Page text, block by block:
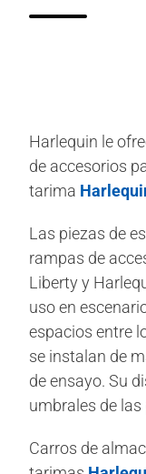
Harlequin le
de accesorios
tarima
Las piezas de
rampas de
Liberty y
uso en
espacios entre
se instalan de
de ensayo. Su
umbrales de las
Carros de